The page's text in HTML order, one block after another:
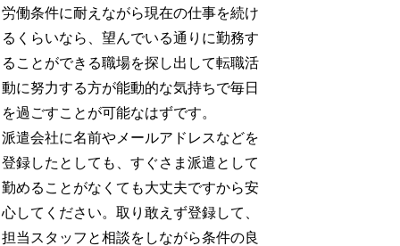
労働条件に耐えながら現在の仕事を続け
るくらいなら、望んでいる通りに勤務す
ることができる職場を探し出して転職活
動に努力する方が能動的な気持ちで毎日
を過ごすことが可能なはずです。
派遣会社に名前やメールアドレスなどを
登録したとしても、すぐさま派遣として
勤めることがなくても大丈夫ですから安
心してください。取り敢えず登録して、
担当スタッフと相談をしながら条件の良